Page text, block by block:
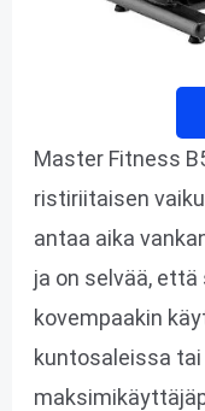
Master Fitness
ristiriitaisen
antaa aika
ja on selvää,
kovempaakin
kuntosaleissa